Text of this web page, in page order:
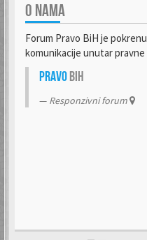
O NAMA
Forum Pravo BiH je
komunikacije unutar
PravoBiH
Responzivni forum